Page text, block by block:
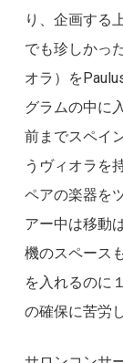
り、企画する
でも珍しかっ
オラ）を
グラムの中に
前までスペイ
うヴィオラを
ペアの楽器を
アー中は移動
機のスペース
を入れるのに
の確保に苦労